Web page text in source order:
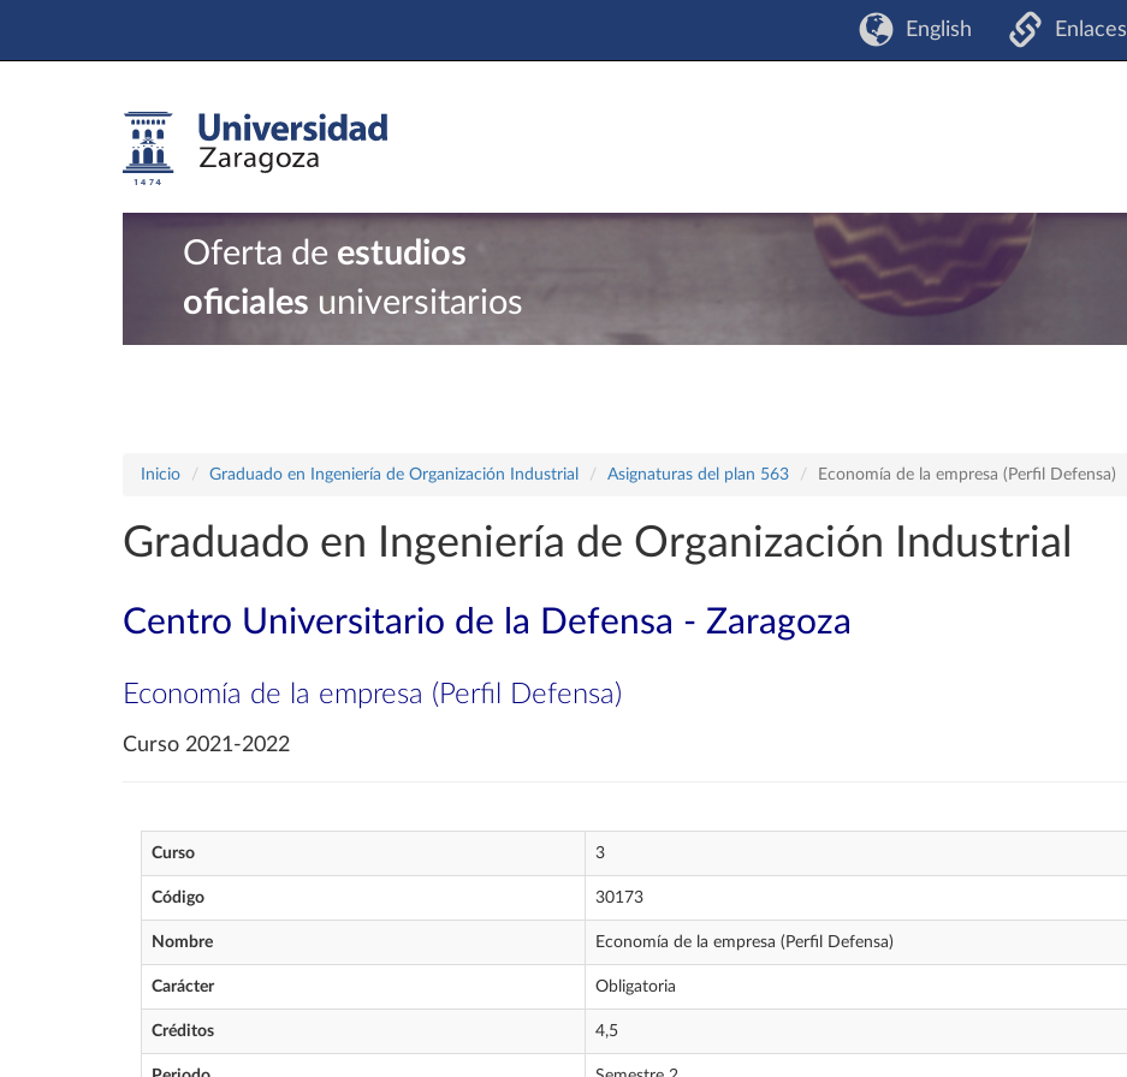
English Enlaces
Oferta de estudios
oficiales universitarios
Inicio Graduado en Ingeniería de Organización Industrial Asignaturas del plan 563 Economía de la empresa (Perfil Defensa)
Graduado en Ingeniería de Organización Industrial
Centro Universitario de la Defensa - Zaragoza
Economía de la empresa (Perfil Defensa)
Curso 2021-2022
Curso 3
Código 30173
Nombre Economía de la empresa (Perfil Defensa)
Carácter Obligatoria
Créditos 4,5